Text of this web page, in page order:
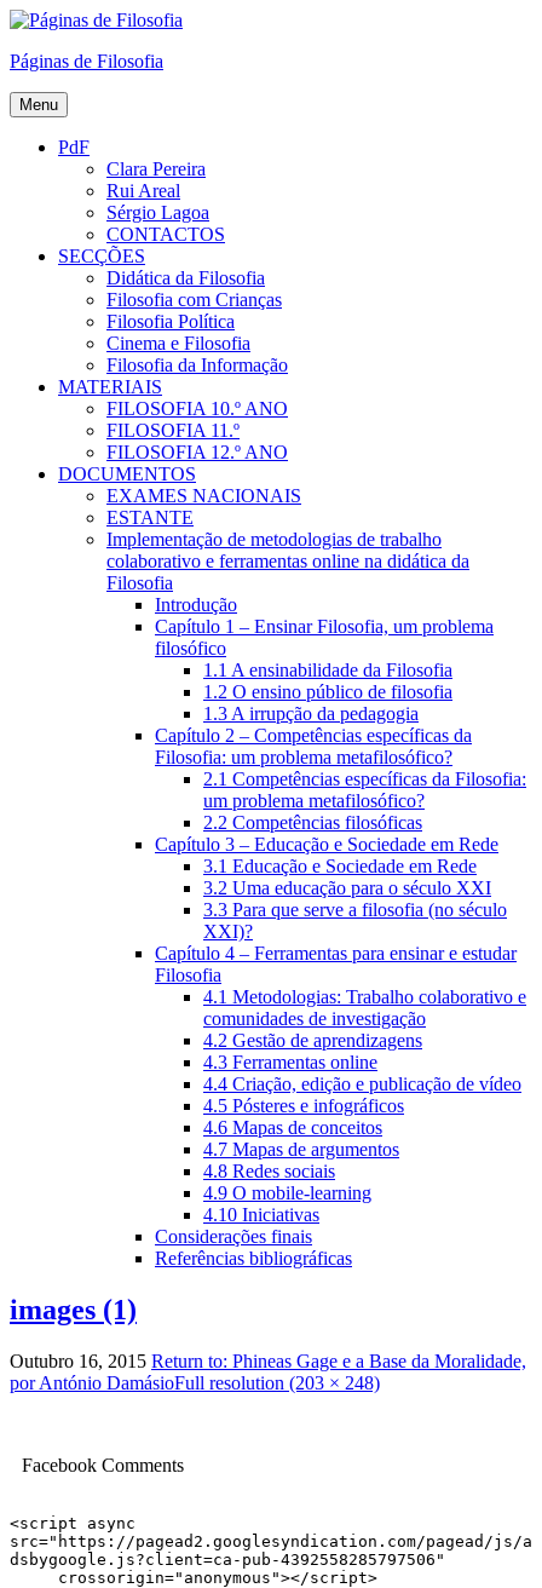
Skip
content
Páginas de Filosofia
Menu
PdF
Clara Pereira
Rui Areal
Sérgio Lagoa
CONTACTOS
SECÇÕES
Didática da Filosofia
Filosofia com Crianças
Filosofia Política
Cinema e Filosofia
Filosofia da Informação
MATERIAIS
FILOSOFIA 10.º ANO
FILOSOFIA 11.º
FILOSOFIA 12.º ANO
DOCUMENTOS
EXAMES NACIONAIS
ESTANTE
Implementação de metodologias de trabalho
colaborativo e ferramentas online na didática da
Filosofia
Introdução
Capítulo 1 – Ensinar Filosofia, um problema
filosófico
1.1 A ensinabilidade da Filosofia
1.2 O ensino público de filosofia
1.3 A irrupção da pedagogia
Capítulo 2 – Competências específicas da
Filosofia: um problema metafilosófico?
2.1 Competências específicas da Filosofia:
um problema metafilosófico?
2.2 Competências filosóficas
Capítulo 3 – Educação e Sociedade em Rede
3.1 Educação e Sociedade em Rede
3.2 Uma educação para o século XXI
3.3 Para que serve a filosofia (no século
XXI)?
Capítulo 4 – Ferramentas para ensinar e estudar
Filosofia
4.1 Metodologias: Trabalho colaborativo e
comunidades de investigação
4.2 Gestão de aprendizagens
4.3 Ferramentas online
4.4 Criação, edição e publicação de vídeo
4.5 Pósteres e infográficos
4.6 Mapas de conceitos
4.7 Mapas de argumentos
4.8 Redes sociais
4.9 O mobile-learning
4.10 Iniciativas
Considerações finais
Referências bibliográficas
images (1)
Outubro 16, 2015 Return to: Phineas Gage e a Base da Moralidade,
por António DamásioFull resolution (203 × 248)
Facebook Comments
<script async
src="https://pagead2.googlesyndication.com/pagead/js/a
dsbygoogle.js?client=ca-pub-4392558285797506"
     crossorigin="anonymous"></script>